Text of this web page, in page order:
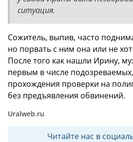
ситуация.
Сожитель, выпив, часто
но порвать с ним она или не
После того как нашли Ирину,
первым в числе
прохождения проверки на
без предъявления обвинений.
Uralweb.ru
Читайте нас в